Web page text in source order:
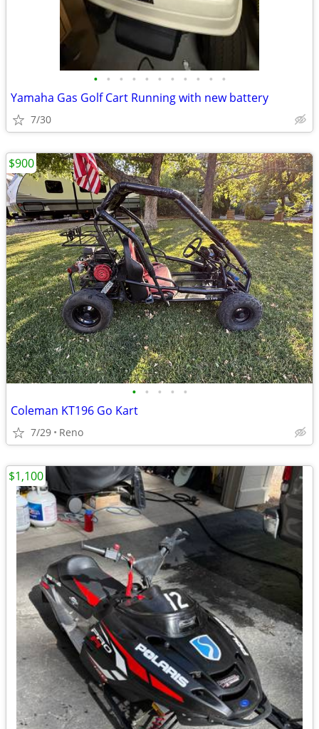
• • • • • • • • • • •
Yamaha Gas Golf Cart Running with new battery
7/30
• • • • •
Coleman KT196 Go Kart
7/29 Reno
$900
$1,100